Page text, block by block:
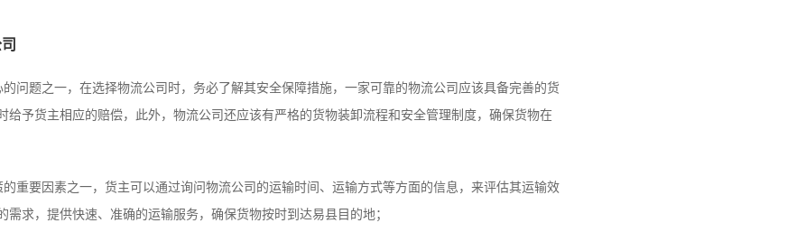
题之一，在选择物流公司时，务必了解其安全保障措施，一家可靠的物流公司应该具备完善的货
给予货主相应的赔偿，此外，物流公司还应该有严格的货物装卸流程和安全管理制度，确保货物在
要因素之一，货主可以通过询问物流公司的运输时间、运输方式等方面的信息，来评估其运输效
求，提供快速、准确的运输服务，确保货物按时到达易县目的地；